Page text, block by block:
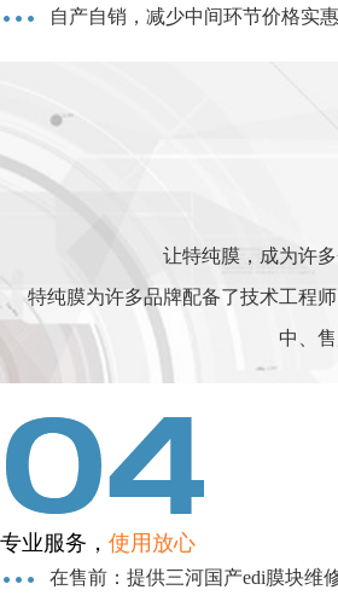
自产自销，减少中间环节价格实惠
让特纯膜，成为许
特纯膜为许多品牌配备了技术工程
中、
专业服务， 使用放心
在售前：提供三河国产edi膜块维